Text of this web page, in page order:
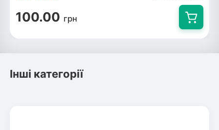
100.00 грн
Інші категорії